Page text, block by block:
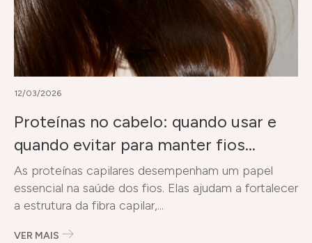
12/03/2026
Proteínas no cabelo: quando usar e
quando evitar para manter fios
saudáveis
As proteínas capilares desempenham um papel
essencial na saúde dos fios. Elas ajudam a fortalecer
a estrutura da fibra capilar,...
VER MAIS